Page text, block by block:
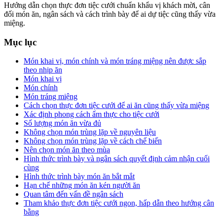
Hướng dẫn chọn thực đơn tiệc cưới chuẩn khẩu vị khách mời, cân
đối món ăn, ngân sách và cách trình bày để ai dự tiệc cũng thấy vừa
miệng.
Mục lục
Món khai vị, món chính và món tráng miệng nên được sắp
theo nhịp ăn
Món khai vị
Món chính
Món tráng miệng
Cách chọn thực đơn tiệc cưới để ai ăn cũng thấy vừa miệng
Xác định phong cách ẩm thực cho tiệc cưới
Số lượng món ăn vừa đủ
Không chọn món trùng lặp về nguyên liệu
Không chọn món trùng lặp về cách chế biến
Nên chọn món ăn theo mùa
Hình thức trình bày và ngân sách quyết định cảm nhận cuối
cùng
Hình thức trình bày món ăn bắt mắt
Hạn chế những món ăn kén người ăn
Quan tâm đến vấn đề ngân sách
Tham khảo thực đơn tiệc cưới ngon, hấp dẫn theo hướng cân
bằng